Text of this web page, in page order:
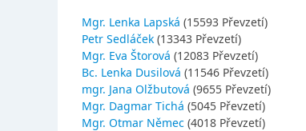
Mgr. Lenka Lapská (15593 Převzetí)
Petr Sedláček (13343 Převzetí)
Mgr. Eva Štorová (12083 Převzetí)
Bc. Lenka Dusilová (11546 Převzetí)
mgr. Jana Olžbutová (9655 Převzetí)
Mgr. Dagmar Tichá (5045 Převzetí)
Mgr. Otmar Němec (4018 Převzetí)